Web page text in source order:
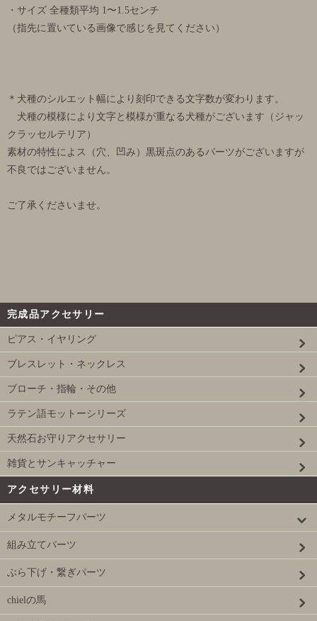
・サイズ 全種類平均 1〜1.5センチ
（指先に置いている画像で感じを見てください）
＊犬種のシルエット幅により刻印できる文字数が変わります。
犬種の模様により文字と模様が重なる犬種がございます（ジャッ
クラッセルテリア）
素材の特性によス（穴、凹み）黒斑点のあるパーツがございますが
不良ではございません。
ご了承くださいませ。
完成品アクセサリー
ピアス・イヤリング
ブレスレット・ネックレス
ブローチ・指輪・その他
ラテン語モットーシリーズ
天然石お守りアクセサリー
雑貨とサンキャッチャー
アクセサリー材料
メタルモチーフパーツ
組み立てパーツ
ぶら下げ・繋ぎパーツ
chielの馬